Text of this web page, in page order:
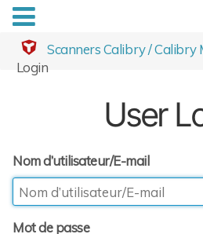
Scanners Calibry / Calibry
Login
User
Nom d’utilisateur/E-mail
Mot de passe